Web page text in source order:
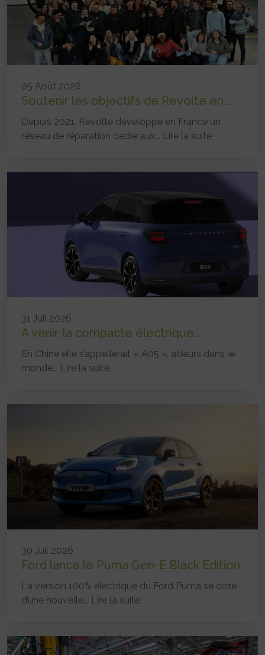
05 Août 2026
Soutenir les objectifs de Revolte en...
Depuis 2021, Revolte développe en France un
réseau de réparation dédié aux... Lire la suite
31 Juil 2026
A venir, la compacte électrique...
En Chine elle s’appellerait « A05 », ailleurs dans le
monde... Lire la suite
30 Juil 2026
Ford lance le Puma Gen-E Black Edition
La version 100% électrique du Ford Puma se dote
d’une nouvelle... Lire la suite